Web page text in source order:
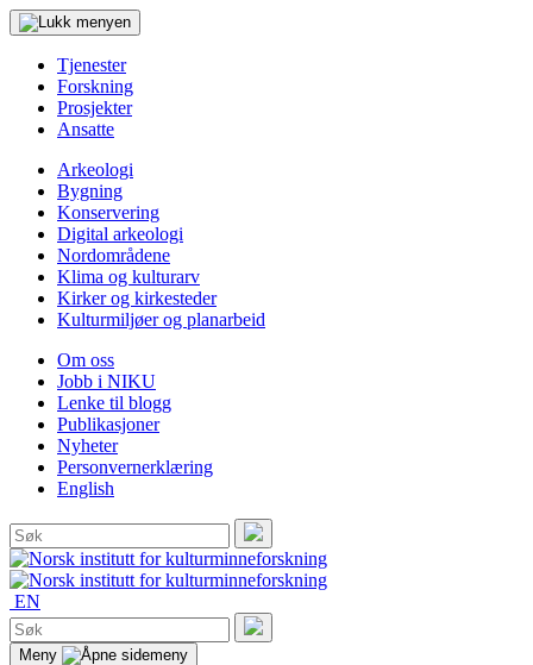
Tjenester
Forskning
Prosjekter
Ansatte
Arkeologi
Bygning
Konservering
Digital arkeologi
Nordområdene
Klima og kulturarv
Kirker og kirkesteder
Kulturmiljøer og planarbeid
Om oss
Jobb i NIKU
Lenke til blogg
Publikasjoner
Nyheter
Personvernerklæring
English
Søk
etter:
Søk
EN
Søk
etter:
Søk
Meny